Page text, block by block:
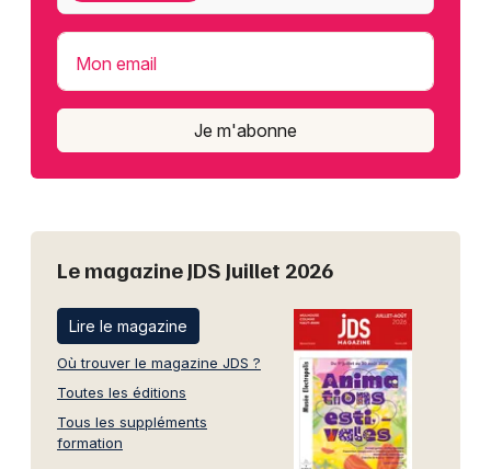
Mon email
Je m'abonne
Le magazine JDS Juillet 2026
Lire le magazine
Où trouver le magazine JDS ?
Toutes les éditions
Tous les suppléments
formation